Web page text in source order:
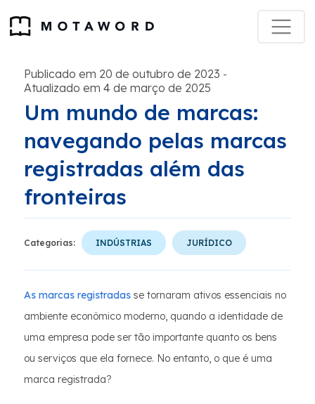
Publicado em 20 de outubro de 2023 -
Atualizado em 4 de março de 2025
Um mundo de marcas:
navegando pelas marcas
registradas além das
fronteiras
Categorias: INDÚSTRIAS JURÍDICO
As marcas registradas se tornaram ativos essenciais no
ambiente econômico moderno, quando a identidade de
uma empresa pode ser tão importante quanto os bens
ou serviços que ela fornece. No entanto, o que é uma
marca registrada?